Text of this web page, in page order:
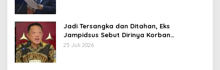
Jadi Tersangka dan Ditahan, Eks
Jampidsus Sebut Dirinya Korban
Kriminalisasi
25 Juli 2026